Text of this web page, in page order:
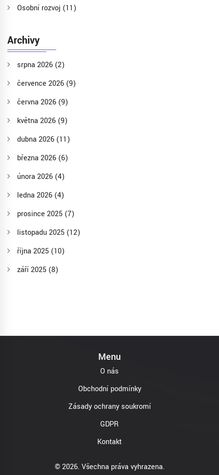
Osobní rozvoj (11)
Archivy
srpna 2026 (2)
července 2026 (9)
června 2026 (9)
května 2026 (9)
dubna 2026 (11)
března 2026 (6)
února 2026 (4)
ledna 2026 (4)
prosince 2025 (7)
listopadu 2025 (12)
října 2025 (10)
září 2025 (8)
Menu
O nás
Obchodní podmínky
Zásady ochrany soukromí
GDPR
Kontakt
© 2026. Všechna práva vyhrazena.